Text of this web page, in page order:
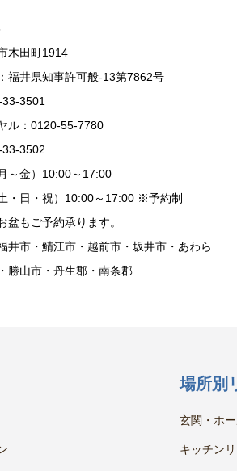
木田町1914
福井県知事許可般-13第7862号
3501
ル：0120-55-7780
33-3502
～金）10:00～17:00
・日・祝）10:00～17:00 ※予約制
盆もご予約承ります。
井市・鯖江市・越前市・坂井市・あわら
勝山市・丹生郡・南条郡
場所別
玄関・ホ
キッチン